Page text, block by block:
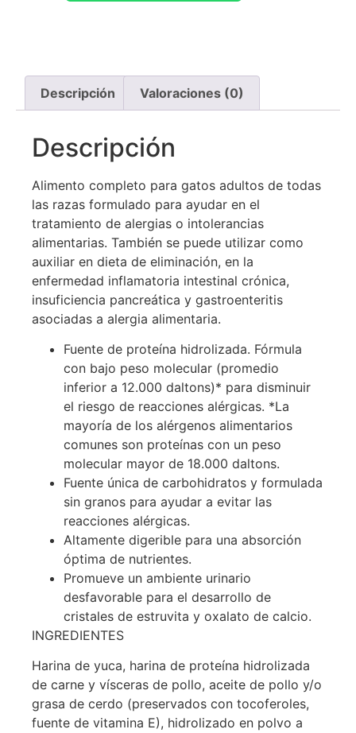
Descripción Valoraciones (0)
Descripción
Alimento completo para gatos adultos de todas
las razas formulado para ayudar en el
tratamiento de alergias o intolerancias
alimentarias. También se puede utilizar como
auxiliar en dieta de eliminación, en la
enfermedad inflamatoria intestinal crónica,
insuficiencia pancreática y gastroenteritis
asociadas a alergia alimentaria.
Fuente de proteína hidrolizada. Fórmula
con bajo peso molecular (promedio
inferior a 12.000 daltons)* para disminuir
el riesgo de reacciones alérgicas. *La
mayoría de los alérgenos alimentarios
comunes son proteínas con un peso
molecular mayor de 18.000 daltons.
Fuente única de carbohidratos y formulada
sin granos para ayudar a evitar las
reacciones alérgicas.
Altamente digerible para una absorción
óptima de nutrientes.
Promueve un ambiente urinario
desfavorable para el desarrollo de
cristales de estruvita y oxalato de calcio.
INGREDIENTES
Harina de yuca, harina de proteína hidrolizada
de carne y vísceras de pollo, aceite de pollo y/o
grasa de cerdo (preservados con tocoferoles,
fuente de vitamina E), hidrolizado en polvo a